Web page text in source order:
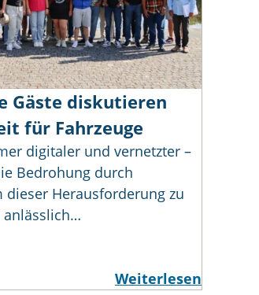
Gäste diskutieren
für Fahrzeuge
digitaler und vernetzter –
Bedrohung durch
dieser Herausforderung zu
anlässlich…
Weiterlesen